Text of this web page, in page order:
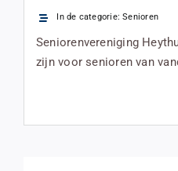
In de categorie:Senioren
Seniorenvereniging
zijn voor senioren van